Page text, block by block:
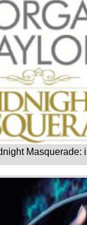
Masquerade: